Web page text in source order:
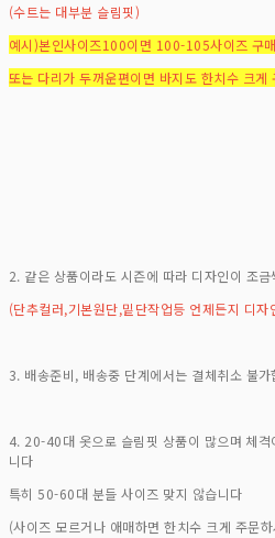
(수트는 대부분 슬림핏)
예시)본인사이즈100이면 100-105사이즈 구
또는 다리가 두꺼운편이면 바지도 한치수 크게
2. 같은 상품이라도 시즌에 따라 디자인이 조
(단추컬러,기본원단,밑단작업등 언제든지 디자
3. 배송준비, 배송중 단계에서는 결체취소 불가
4. 20-40대 옷으로 슬림핏 상품이 많으며 체
니다
특히 50-60대 분들 사이즈 맞지 않습니다
(사이즈 모르거나 애매하면 한치수 크게 주문